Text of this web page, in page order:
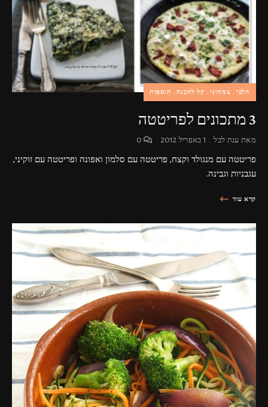
פרסומות,
מדיה
דיגיטלית
ועוד.
חלבי צמחוני קל להכנה תוספות
3 מתכונים לפריטטה
מאתענת לבל 1 באפריל 2012
פריטטה עם מנגולד וקצח, פריטטה עם סלמון ואפונה ופריטטה עם זוקיני,
עגבניות וגבינה.
קרא עוד